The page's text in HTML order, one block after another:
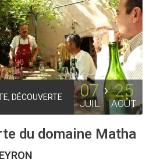
DÉCOUVERTE 07
JUIL
25
AOÛT
du domaine Matha